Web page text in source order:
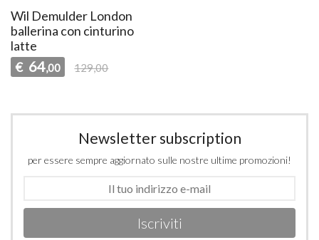
Wil Demulder London
ballerina con cinturino
latte
€ 64,00 129,00
Newsletter subscription
per essere sempre aggiornato sulle nostre ultime promozioni!
Iscriviti